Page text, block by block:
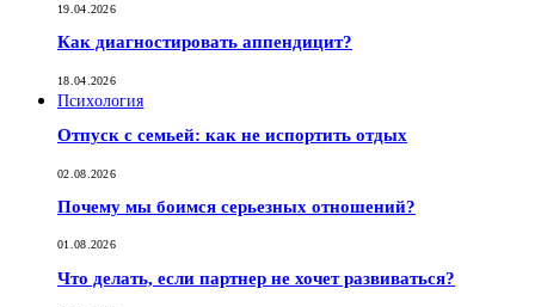
19.04.2026
Как диагностировать аппендицит?
18.04.2026
Психология
Отпуск с семьей: как не испортить отдых
02.08.2026
Почему мы боимся серьезных отношений?
01.08.2026
Что делать, если партнер не хочет развиваться?